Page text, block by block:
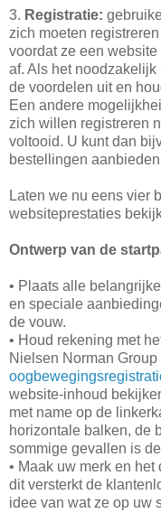
3. Registratie:
zich moeten
voordat ze een
af. Als het
de voordelen uit en
Een andere
zich willen registreren
voltooid. U kunt dan
bestellingen
Laten we nu eens vier
websiteprestaties
Ontwerp van de
• Plaats alle
en speciale
de vouw.
• Houd rekening met
Nielsen Norman
website-inhoud
met name op de
horizontale balken, de
sommige gevallen is
• Maak uw merk en
dit versterkt de
idee van wat ze op uw